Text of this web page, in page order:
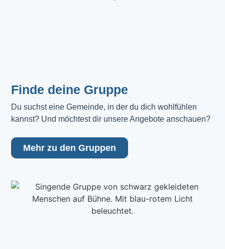
Finde deine Gruppe
Du suchst eine Gemeinde, in der du dich wohlfühlen
kannst? Und möchtest dir unsere Angebote anschauen?
Mehr zu den Gruppen